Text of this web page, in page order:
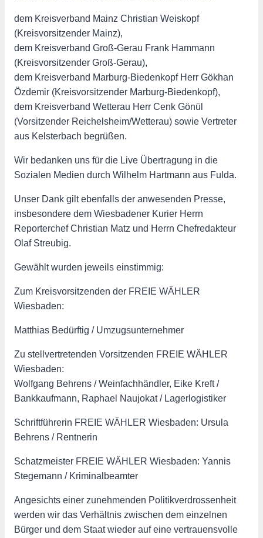
dem Kreisverband Mainz Christian Weiskopf
(Kreisvorsitzender Mainz),
dem Kreisverband Groß-Gerau Frank Hammann
(Kreisvorsitzender Groß-Gerau),
dem Kreisverband Marburg-Biedenkopf Herr Gökhan
Özdemir (Kreisvorsitzender Marburg-Biedenkopf),
dem Kreisverband Wetterau Herr Cenk Gönül
(Vorsitzender Reichelsheim/Wetterau) sowie Vertreter
aus Kelsterbach begrüßen.
Wir bedanken uns für die Live Übertragung in die
Sozialen Medien durch Wilhelm Hartmann aus Fulda.
Unser Dank gilt ebenfalls der anwesenden Presse,
insbesondere dem Wiesbadener Kurier Herrn
Reporterchef Christian Matz und Herrn Chefredakteur
Olaf Streubig.
Gewählt wurden jeweils einstimmig:
Zum Kreisvorsitzenden der FREIE WÄHLER
Wiesbaden:
Matthias Bedürftig / Umzugsunternehmer
Zu stellvertretenden Vorsitzenden FREIE WÄHLER
Wiesbaden:
Wolfgang Behrens / Weinfachhändler, Eike Kreft /
Bankkaufmann, Raphael Naujokat / Lagerlogistiker
Schriftführerin FREIE WÄHLER Wiesbaden: Ursula
Behrens / Rentnerin
Schatzmeister FREIE WÄHLER Wiesbaden: Yannis
Stegemann / Kriminalbeamter
Angesichts einer zunehmenden Politikverdrossenheit
werden wir das Verhältnis zwischen dem einzelnen
Bürger und dem Staat wieder auf eine vertrauensvolle